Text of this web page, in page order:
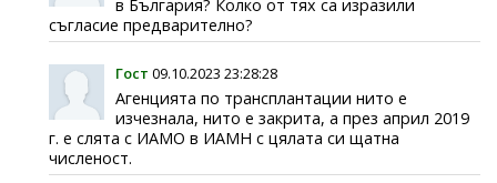
в България? Колко от тях са изразили
съгласие предварително?
Гост 09.10.2023 23:28:28
Агенцията по трансплантации нито е
изчезнала, нито е закрита, а през април 2019
г. е слята с ИАМО в ИАМН с цялата си щатна
численост.